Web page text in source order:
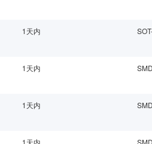
1天内
1天内
1天内
1天内